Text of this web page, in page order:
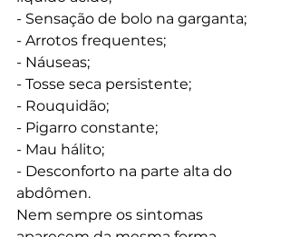
- Sensação de bolo na garganta;
- Arrotos frequentes;
- Náuseas;
- Tosse seca persistente;
- Rouquidão;
- Pigarro constante;
- Mau hálito;
- Desconforto na parte alta do
abdômen.
Nem sempre os sintomas